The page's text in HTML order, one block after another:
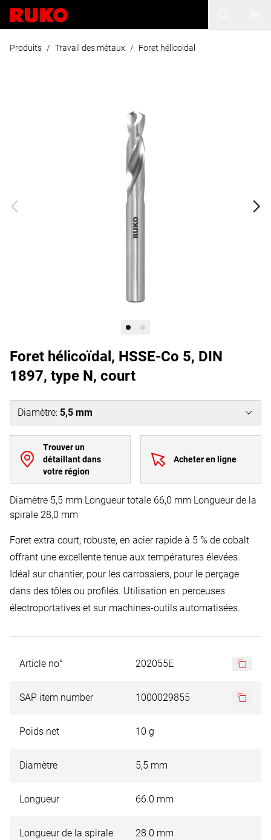
Produits / Travail des métaux / Foret hélicoïdal
Foret hélicoïdal, HSSE-Co 5, DIN
1897, type N, court
Diamètre: 5,5 mm
Trouver un
détaillant dans
votre région
Acheter en ligne
Diamètre 5,5 mm Longueur totale 66,0 mm Longueur de la
spirale 28,0 mm
Foret extra court, robuste, en acier rapide à 5 % de cobalt
offrant une excellente tenue aux températures élevées.
Idéal sur chantier, pour les carrossiers, pour le perçage
dans des tôles ou profilés. Utilisation en perceuses
électroportatives et sur machines-outils automatisées.
Article no° 202055E
SAP item number 1000029855
Poids net 10 g
Diamètre 5,5 mm
Longueur 66.0 mm
Longueur de la spirale 28.0 mm